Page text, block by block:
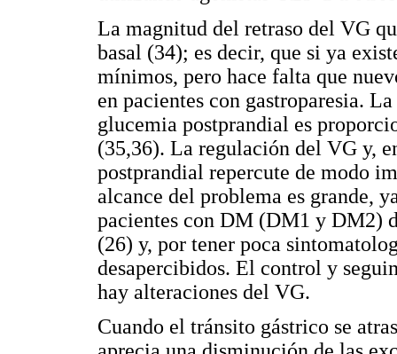
La magnitud del retraso del VG
basal (34); es decir, que si ya
mínimos, pero hace falta que
en pacientes con gastroparesia.
glucemia postprandial es
(35,36). La regulación del VG y,
postprandial repercute de modo
alcance del problema es grande,
pacientes con DM (DM1 y DM2)
(26) y, por tener poca
desapercibidos. El control y
hay alteraciones del VG.
Cuando el tránsito gástrico se